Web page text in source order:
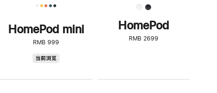
HomePod mini
RMB 999
当前浏览
HomePod
RMB 2699